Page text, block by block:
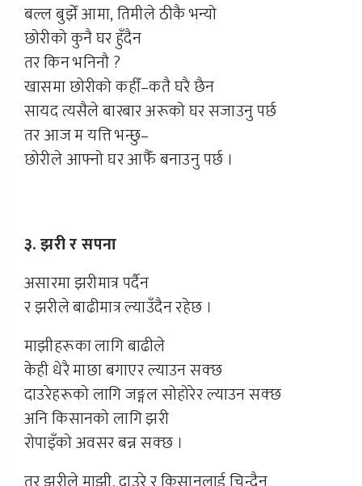
बल्ल बुझेँ आमा, तिमीले ठीकै भन्यो
छोरीको कुनै घर हुँदैन
तर किन भनिनौ ?
खासमा छोरीको कहीँ–कतै घरै छैन
सायद त्यसैले बारबार अरूको घर सजाउनु पर्छ
तर आज म यत्ति भन्छु–
छोरीले आफ्नो घर आफैँ बनाउनु पर्छ ।
३. झरी र सपना
असारमा झरीमात्र पर्दैन
र झरीले बाढीमात्र ल्याउँदैन रहेछ ।
माझीहरूका लागि बाढीले
केही धेरै माछा बगाएर ल्याउन सक्छ
दाउरेहरूको लागि जङ्गल सोहोरेर ल्याउन सक्छ
अनि किसानको लागि झरी
रोपाइँको अवसर बन्न सक्छ ।